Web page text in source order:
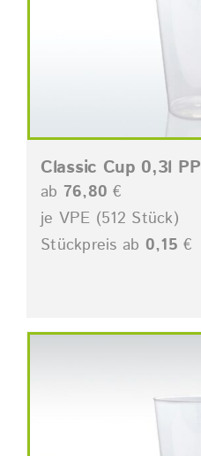
Classic Cup 0,3l PP
ab 76,80 €
je VPE (512 Stück)
Stückpreis ab 0,15 €